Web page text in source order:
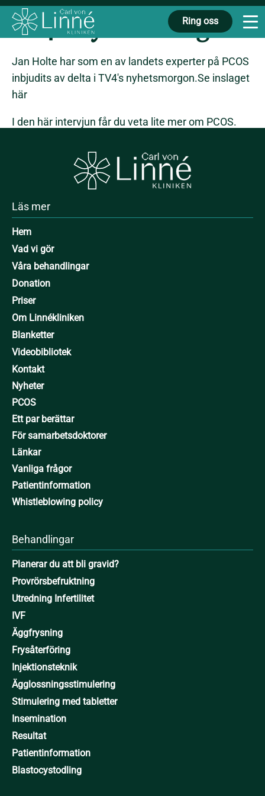
Ring oss
TV4's nyhetsmorgon
Jan Holte har som en av landets experter på PCOS
inbjudits av delta i TV4's nyhetsmorgon.Se inslaget
här
I den här intervjun får du veta lite mer om PCOS.
Vill du veta mer? Läs under
en del om PCOS under
frågor och svar
Läs mer
Hem
Vad vi gör
Våra behandlingar
Donation
Priser
Om Linnékliniken
Blanketter
Videobibliotek
Kontakt
Nyheter
PCOS
Ett par berättar
För samarbetsdoktorer
Länkar
Vanliga frågor
Patientinformation
Whistleblowing policy
Behandlingar
Planerar du att bli gravid?
Provrörsbefruktning
Utredning Infertilitet
IVF
Äggfrysning
Frysåterföring
Injektionsteknik
Ägglossningsstimulering
Stimulering med tabletter
Insemination
Resultat
Patientinformation
Blastocystodling